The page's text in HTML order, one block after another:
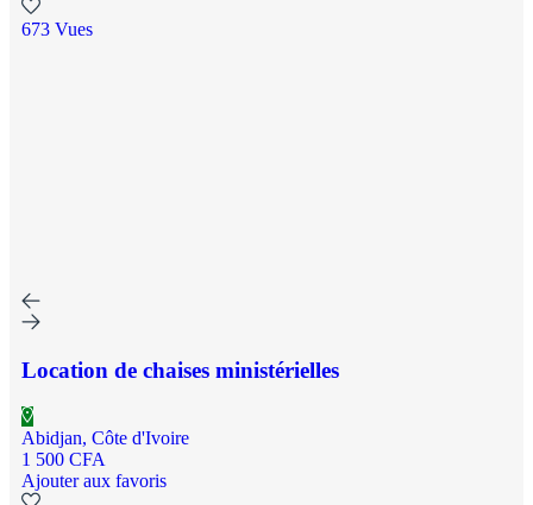
673 Vues
Location de chaises ministérielles
Abidjan, Côte d'Ivoire
1 500 CFA
Ajouter aux favoris